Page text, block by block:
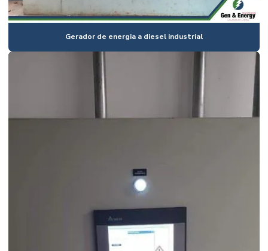
Gerador de energia a diesel industrial